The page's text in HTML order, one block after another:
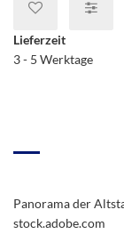
Lieferzeit
3 - 5 Werktage
Panorama der
stock.adobe.com